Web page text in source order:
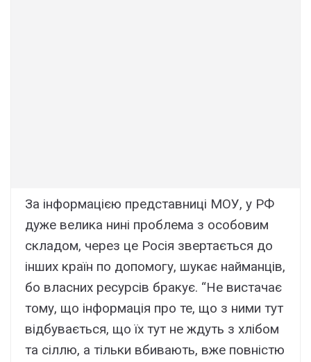
За інформацією представниці МОУ, у РФ
дуже велика нині проблема з особовим
складом, через це Росія звертається до
інших країн по допомогу, шукає найманців,
бо власних ресурсів бракує. “Не вистачає
тому, що інформація про те, що з ними тут
відбувається, що їх тут не ждуть з хлібом
та сіллю, а тільки вбивають, вже повністю